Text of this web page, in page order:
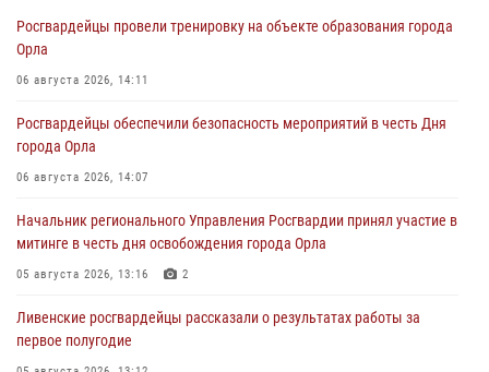
Росгвардейцы провели тренировку на объекте образования города
Орла
06 августа 2026, 14:11
Росгвардейцы обеспечили безопасность мероприятий в честь Дня
города Орла
06 августа 2026, 14:07
Начальник регионального Управления Росгвардии принял участие в
митинге в честь дня освобождения города Орла
05 августа 2026, 13:16 2
Ливенские росгвардейцы рассказали о результатах работы за
первое полугодие